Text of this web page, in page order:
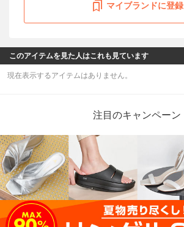
マイブランドに登録
このアイテムを見た人はこれも見ています
現在表示するアイテムはありません。
注目のキャンペーン